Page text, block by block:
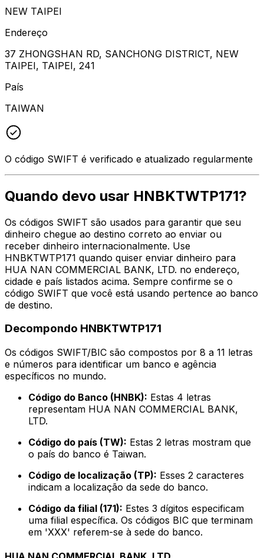
NEW TAIPEI
Endereço
37 ZHONGSHAN RD, SANCHONG DISTRICT, NEW
TAIPEI, TAIPEI, 241
País
TAIWAN
O código SWIFT é verificado e atualizado regularmente
Quando devo usar HNBKTWTP171?
Os códigos SWIFT são usados para garantir que seu
dinheiro chegue ao destino correto ao enviar ou
receber dinheiro internacionalmente. Use
HNBKTWTP171 quando quiser enviar dinheiro para
HUA NAN COMMERCIAL BANK, LTD. no endereço,
cidade e país listados acima. Sempre confirme se o
código SWIFT que você está usando pertence ao banco
de destino.
Decompondo HNBKTWTP171
Os códigos SWIFT/BIC são compostos por 8 a 11 letras
e números para identificar um banco e agência
específicos no mundo.
Código do Banco (HNBK): Estas 4 letras
representam HUA NAN COMMERCIAL BANK,
LTD.
Código do país (TW): Estas 2 letras mostram que
o país do banco é Taiwan.
Código de localização (TP): Esses 2 caracteres
indicam a localização da sede do banco.
Código da filial (171): Estes 3 dígitos especificam
uma filial específica. Os códigos BIC que terminam
em 'XXX' referem-se à sede do banco.